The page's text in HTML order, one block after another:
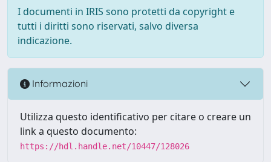
I documenti in IRIS sono protetti da copyright e
tutti i diritti sono riservati, salvo diversa
indicazione.
Informazioni
Utilizza questo identificativo per citare o creare un
link a questo documento:
https://hdl.handle.net/10447/128026